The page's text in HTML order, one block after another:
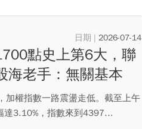
2026-07-14
點史上第6大，聯
老手：無關基本
權指數一路震盪走低。截至上午
3.10%，指數來到4397...